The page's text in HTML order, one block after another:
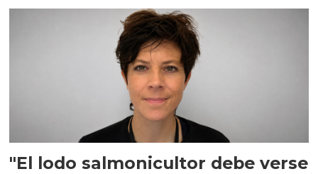
"El lodo salmonicultor debe verse